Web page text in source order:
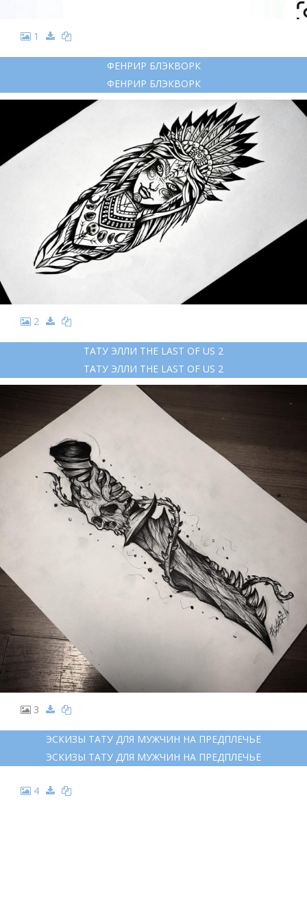
1
ФЕНРИР БЛЭКВОРК
ФЕНРИР БЛЭКВОРК
2
ТАТУ ЭЛЛИ THE LAST OF US 2
ТАТУ ЭЛЛИ THE LAST OF US 2
3
ЭСКИЗЫ ТАТУ ДЛЯ МУЖЧИН НА ПРЕДПЛЕЧЬЕ
ЭСКИЗЫ ТАТУ ДЛЯ МУЖЧИН НА ПРЕДПЛЕЧЬЕ
4